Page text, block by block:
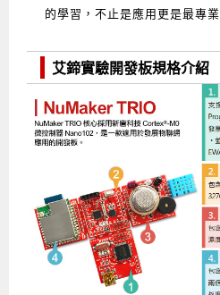
Java 物件導向程式
物聯網韌體工程師人才養成班
物聯網平台開發人才養成班(政
的學習，不止是應用更是最專
艾鍗實驗開發板規格介紹